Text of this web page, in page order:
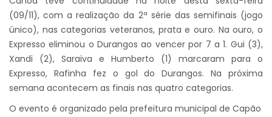
(09/11), com a realização da 2ª série das semifinais (jogo
único), nas categorias veteranos, prata e ouro. Na ouro, o
Expresso eliminou o Durangos ao vencer por 7 a 1. Gui (3),
Xandi (2), Saraiva e Humberto (1) marcaram para o
Expresso, Rafinha fez o gol do Durangos. Na próxima
semana acontecem as finais nas quatro categorias.
O evento é organizado pela prefeitura municipal de Capão